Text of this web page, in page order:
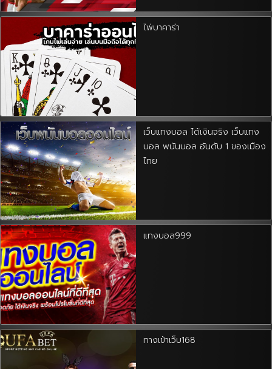
ไพ่บาคาร่า
เว็บแทงบอล ได้เงินจริง เว็บแทง
บอล พนันบอล อันดับ 1 ของเมือง
ไทย
แทงบอล999
ทางเข้าเว็บ168